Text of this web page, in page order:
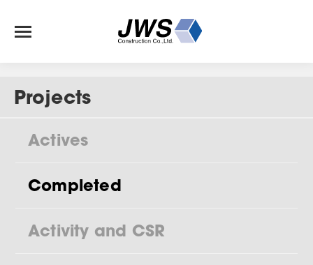
Projects
Actives
Completed
Activity and CSR